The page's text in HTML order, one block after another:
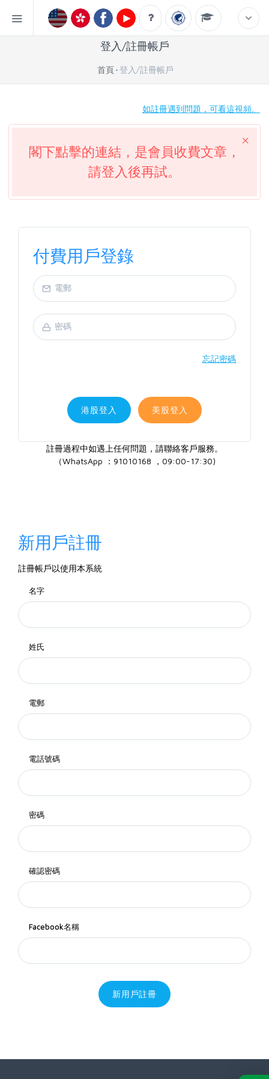
登入/註冊帳戶
首頁 登入/註冊帳戶
如註冊遇到問題，可看這視頻。
閣下點擊的連結，是會員收費文章，
請登入後再試。
付費用戶登錄
忘記密碼
港股登入 美股登入
註冊過程中如遇上任何問題，請聯絡客戶服務。
（WhatsApp ：91010168 ，09:00-17:30)
新用戶註冊
註冊帳戶以使用本系統
名字
姓氏
電郵
電話號碼
密碼
確認密碼
Facebook名稱
新用戶註冊